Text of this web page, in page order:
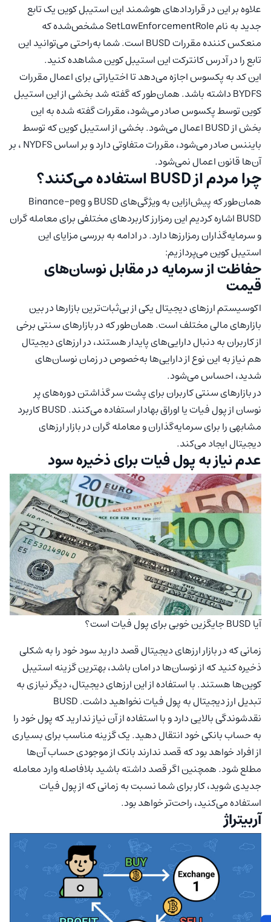
علاوه بر این در قراردادهای هوشمند این استیبل کوین یک تابع
جدید به نام SetLawEnforcementRole مشخص‌شده که
منعکس کننده مقررات BUSD است. شما به‌راحتی می‌توانید این
تابع را در آدرس کانترکت این استیبل کوین مشاهده کنید.
این کد به پکسوس اجازه می‌دهد تا اختیاراتی برای اعمال مقررات
BYDFS داشته باشد. همان‌طور که گفته شد بخشی از این استیبل
کوین توسط پکسوس صادر می‌شود، مقررات گفته شده به این
بخش از BUSD اعمال می‌شود. بخشی از استیبل کوین که توسط
بایننس صادر می‌شود، مقررات متفاوتی دارد و بر اساس NYDFS ، بر
آن‌ها قانون اعمال نمی‌شود.
چرا مردم از BUSD استفاده می‌کنند؟
همان‌طور که پیش‌ازاین به ویژگی‌های BUSD و Binance-peg
BUSD اشاره کردیم این رمزارز کاربردهای مختلفی برای معامله گران
و سرمایه‌گذاران رمزارزها دارد. در ادامه به بررسی مزایای این
استیبل کوین می‌پردازیم:
حفاظت از سرمایه در مقابل نوسان‌های
قیمت
اکوسیستم ارزهای دیجیتال یکی از بی‌ثبات‌ترین بازارها در بین
بازارهای مالی مختلف است. همان‌طور که در بازارهای سنتی برخی
از کاربران به دنبال دارایی‌های پایدار هستند، در ارزهای دیجیتال
هم نیاز به این نوع از دارایی‌ها به‌خصوص در زمان نوسان‌های
شدید، احساس می‌شود.
در بازارهای سنتی کاربران برای پشت سر گذاشتن دوره‌های پر
نوسان از پول فیات یا اوراق بهادار استفاده می‌کنند. BUSD کاربرد
مشابهی را برای سرمایه‌گذاران و معامله گران در بازار ارزهای
دیجیتال ایجاد می‌کند.
عدم نیاز به پول فیات برای ذخیره سود
آیا BUSD جایگزین خوبی برای پول فیات است؟
زمانی که در بازار ارزهای دیجیتال قصد دارید سود خود را به شکلی
ذخیره کنید که از نوسان‌ها در امان باشد، بهترین گزینه استیبل
کوین‌ها هستند. با استفاده از این ارزهای دیجیتال، دیگر نیازی به
تبدیل ارز دیجیتال به پول فیات نخواهید داشت. BUSD
نقدشوندگی بالایی دارد و با استفاده از آن نیاز ندارید که پول خود را
به حساب بانکی خود انتقال دهید. یک گزینه مناسب برای بسیاری
از افراد خواهد بود که قصد ندارند بانک از موجودی حساب آن‌ها
مطلع شود. همچنین اگر قصد داشته باشید بلافاصله وارد معامله
جدیدی شوید، کار برای شما نسبت به زمانی که از پول فیات
استفاده می‌کنید، راحت‌تر خواهد بود.
آربیتراژ